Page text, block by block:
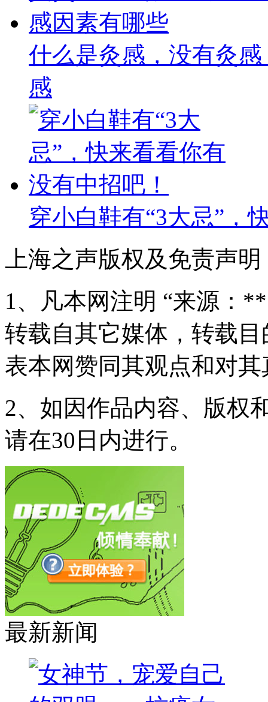
什么是灸感，没有灸
感
穿小白鞋有“3大忌”，
上海之声版权及免责声明
1、凡本网注明 “来源：
转载自其它媒体，转载
表本网赞同其观点和对
2、如因作品内容、版权
请在30日内进行。
最新新闻